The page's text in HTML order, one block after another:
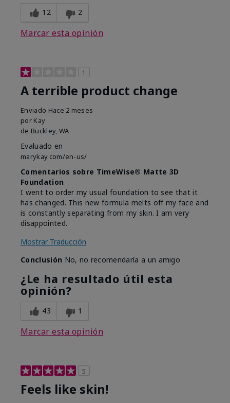
12 2
Marcar esta opinión
1
A terrible product change
Enviado Hace 2 meses
por Kay
de Buckley, WA
Evaluado en
marykay.com/en-us/
Comentarios sobre TimeWise® Matte 3D
Foundation
I went to order my usual foundation to see that it
has changed. This new formula melts off my face and
is constantly separating from my skin. I am very
disappointed.
Mostrar Traducción
Conclusión No, no recomendaría a un amigo
¿Le ha resultado útil esta
opinión?
43 1
Marcar esta opinión
5
Feels like skin!